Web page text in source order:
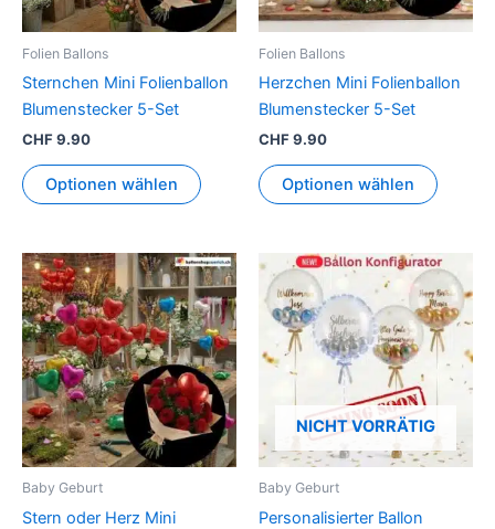
Folien Ballons
Sternchen Mini Folienballon
Blumenstecker 5-Set
CHF9.90
Optionen wählen
Optionen
der
Produktseite
gewählt
werden
Folien Ballons
Herzchen Mini Folienballon
Blumenstecker 5-Set
CHF9.90
Optionen wählen
der
werden
Baby Geburt
Stern oder Herz Mini
Dieses
Produkt
weist
mehrere
Varianten
auf.
Die
Optionen
NICHT VORRÄTIG
Baby Geburt
Personalisierter Ballon